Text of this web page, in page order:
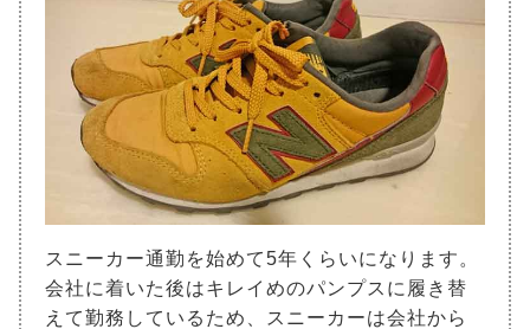
スニーカー通勤を始めて5年くらいになります。
会社に着いた後はキレイめのパンプスに履き替
えて勤務しているため、スニーカーは会社から